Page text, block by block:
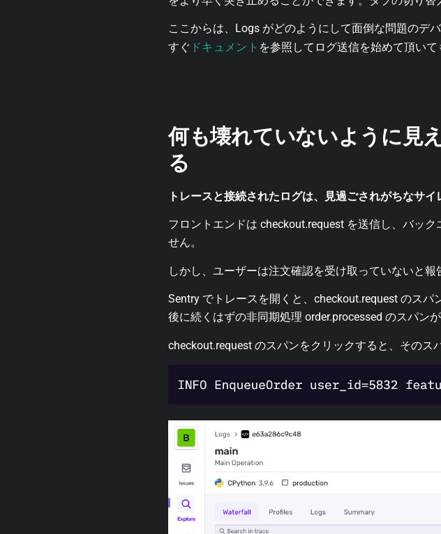
ここからは、Logs がどのようにして面倒な問題のデ
すぐ ドキュメント を参照してログ送信を始めて頂いて
何も壊れていないように見
る
トレースと接続されたログは、見過ごされがちなサ
フロントエンドは checkout.request を送信し、バッ
せん。
しかし、ユーザーは注文確認を受け取っていないと報
Sentry でトレースを開くと、checkout.request のスパ
後に続くはずの非同期処理 order.processed のスパンが
checkout.request のスパンをクリックすると、そのス